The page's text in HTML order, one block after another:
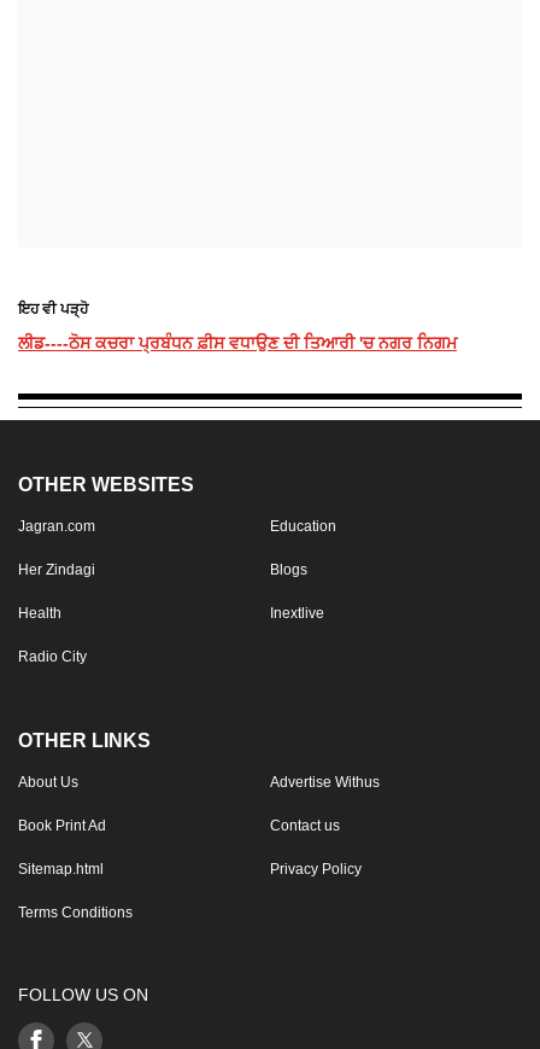
ਇਹ ਵੀ ਪੜ੍ਹੋ
ਲੀਡ----ਠੋਸ ਕਚਰਾ ਪ੍ਰਬੰਧਨ ਫ਼ੀਸ ਵਧਾਉਣ ਦੀ ਤਿਆਰੀ 'ਚ ਨਗਰ ਨਿਗਮ
OTHER WEBSITES
Jagran.com Education
Her Zindagi Blogs
Health Inextlive
Radio City
OTHER LINKS
About Us Advertise Withus
Book Print Ad Contact us
Sitemap.html Privacy Policy
Terms Conditions
FOLLOW US ON